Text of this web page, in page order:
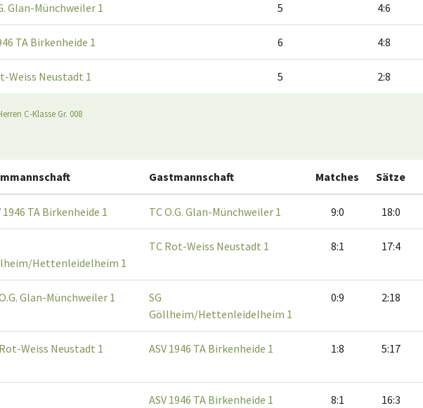
Glan-Münchweiler 1 5 4:6
TA Birkenheide 1 6 4:8
Weiss Neustadt 1 5 2:8
C-Klasse Gr. 008
Gastmannschaft Matches Sätze
1946 TA Birkenheide 1 TC O.G. Glan-Münchweiler 1 9:0 18:0
Hettenleidelheim 1
TC Rot-Weiss Neustadt 1 8:1 17:4
Glan-Münchweiler 1
SG
Göllheim/Hettenleidelheim 1
0:9 2:18
Weiss Neustadt 1 ASV 1946 TA Birkenheide 1 1:8 5:17
ASV 1946 TA Birkenheide 1 8:1 16:3